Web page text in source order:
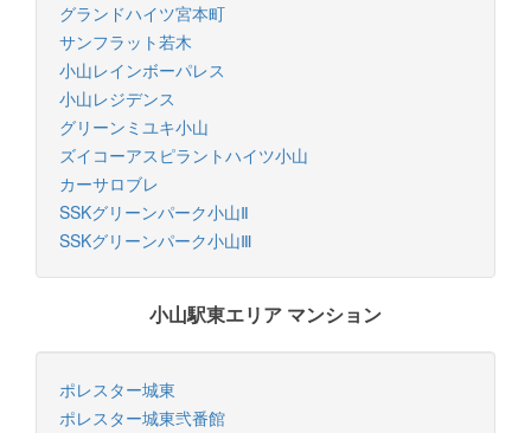
グランドハイツ宮本町
サンフラット若木
小山レインボーパレス
小山レジデンス
グリーンミユキ小山
ズイコーアスピラントハイツ小山
カーサロブレ
SSKグリーンパーク小山Ⅱ
SSKグリーンパーク小山Ⅲ
小山駅東エリア マンション
ポレスター城東
ポレスター城東弐番館